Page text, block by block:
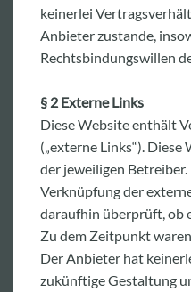
keinerlei
Anbieter zustande,
Rechtsbindungswillen
§ 2 Externe Links
Diese Website enthält
(„externe Links“).
der jeweiligen
Verknüpfung der
daraufhin überprüft, ob
Zu dem Zeitpunkt
Der Anbieter hat
zukünftige Gestaltung